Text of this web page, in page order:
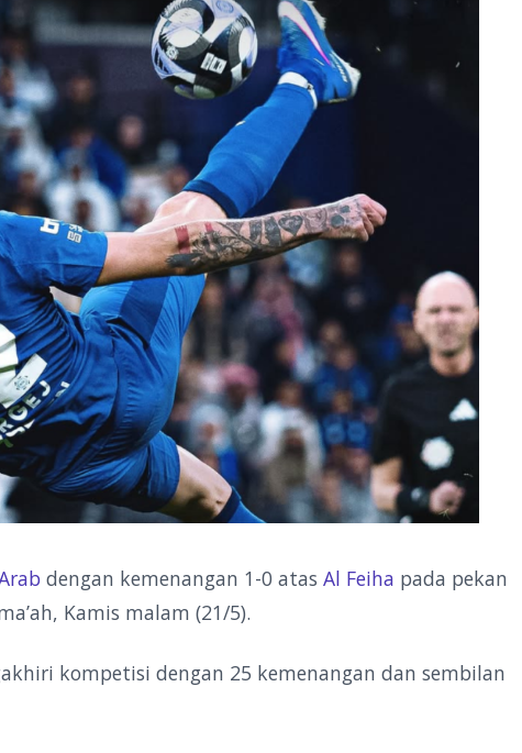
dengan kemenangan 1-0 atas Al Feiha pada pekan
Kamis malam (21/5).
kompetisi dengan 25 kemenangan dan sembilan